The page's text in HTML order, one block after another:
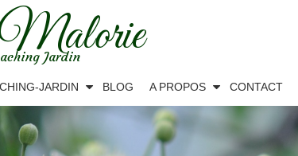
Jardin
JARDIN BLOG A PROPOS CONTACT